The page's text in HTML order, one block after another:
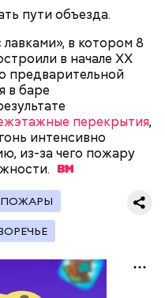
пути объезда.
в котором 8
в начале XX
предварительной
в баре
перекрытия,
интенсивно
из-за чего пожару
ПОЖАРЫ
в области
в социальных
доходов часть
розыгрышей,
курсов и
получал на
физического лица, а
лицевые
прокуратуре
счетами,
друг детства
того же года,
в машине,
морсом с
Константин умер в